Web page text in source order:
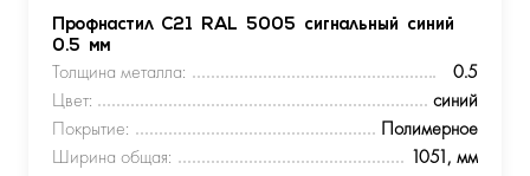
Профнастил С21 RAL 5005 сигнальный синий
0.5 мм
Толщина металла:
0.5
Цвет:
синий
Покрытие:
Полимерное
Ширина общая:
1051, мм